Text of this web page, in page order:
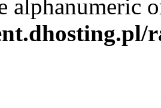
alphanumeric